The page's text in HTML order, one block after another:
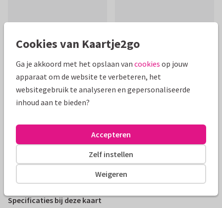
Productinformatie
Een beterschapskaart met (op)kikkers, om iemand
Alle kaarten zijn helemaal naar wens aan te passen
Romy Palstra
Specificaties bij deze kaart
Cookies van Kaartje2go
Ga je akkoord met het opslaan van cookies op jouw
apparaat om de website te verbeteren, het
websitegebruik te analyseren en gepersonaliseerde
inhoud aan te bieden?
Weigeren
Zelf instellen
Accepteren